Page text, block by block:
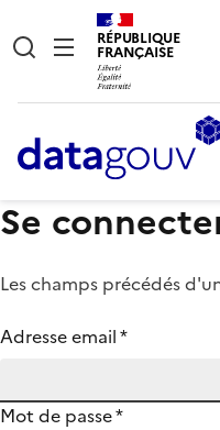
RÉPUBLIQUE
FRANÇAISE
Se
Les champs précédés
Adresse email*
Mot de passe*